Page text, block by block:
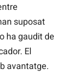
suposat
ha gaudit de
El
avantatge.